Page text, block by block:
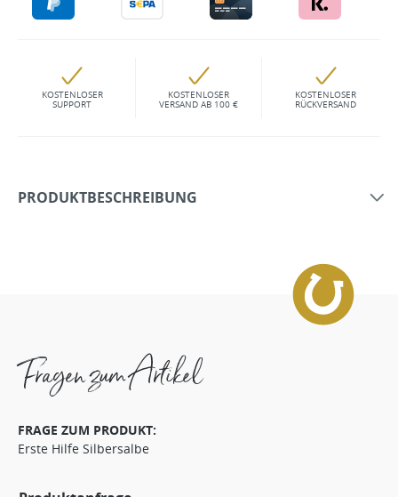
KOSTENLOSER
SUPPORT
KOSTENLOSER
VERSAND AB 100 €
KOSTENLOSER
RÜCKVERSAND
PRODUKTBESCHREIBUNG
Fragen zum Artikel
FRAGE ZUM PRODUKT:
Erste Hilfe Silbersalbe